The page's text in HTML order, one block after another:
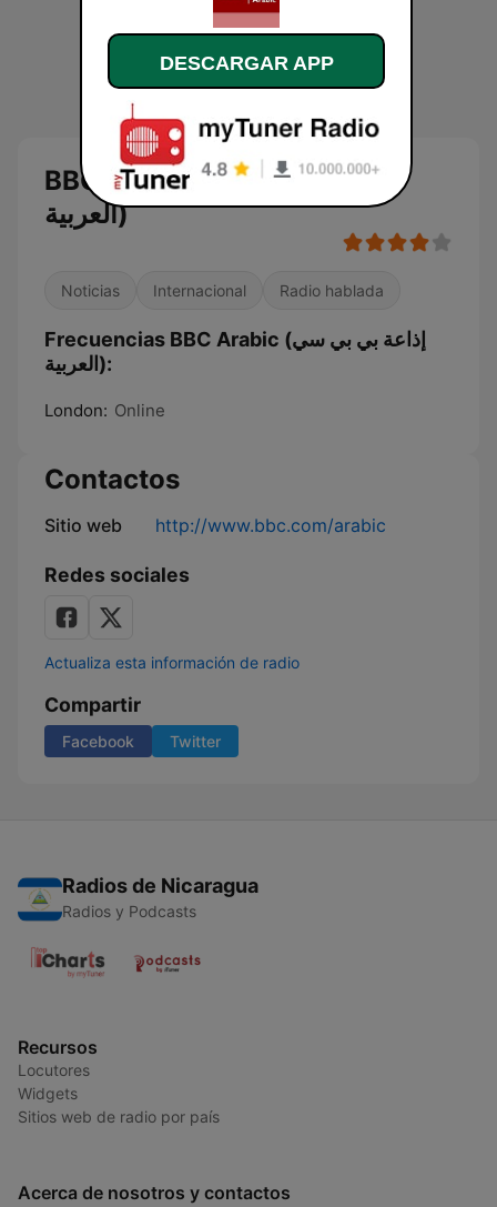
BBC Arabic (إذاعة بي بي سي
العربية)
Noticias Internacional Radio hablada
Frecuencias BBC Arabic (إذاعة بي بي سي
العربية):
London: Online
Contactos
Sitio web http://www.bbc.com/arabic
Redes sociales
Actualiza esta información de radio
Compartir
Facebook Twitter
Radios de Nicaragua
Radios y Podcasts
Recursos
Locutores
Widgets
Sitios web de radio por país
Acerca de nosotros y contactos
DESCARGAR APP